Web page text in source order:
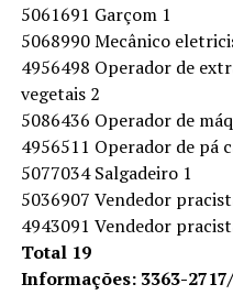
5061691 Garçom 1
5068990 Mecânico
4956498 Operador de
vegetais 2
5086436 Operador de
4956511 Operador de pá
5077034 Salgadeiro 1
5036907 Vendedor
4943091 Vendedor
Total 19
Informações: 3363-